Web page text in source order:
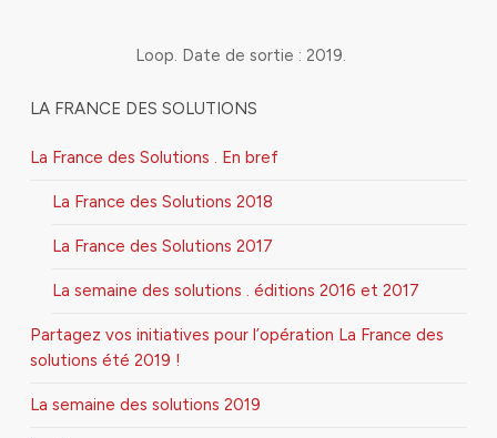
Loop. Date de sortie : 2019.
LA FRANCE DES SOLUTIONS
La France des Solutions . En bref
La France des Solutions 2018
La France des Solutions 2017
La semaine des solutions . éditions 2016 et 2017
Partagez vos initiatives pour l’opération La France des
solutions été 2019 !
La semaine des solutions 2019